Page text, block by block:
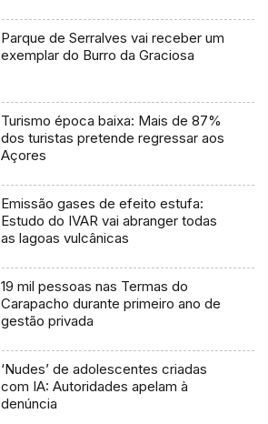
Parque de Serralves vai receber um
exemplar do Burro da Graciosa
Turismo época baixa: Mais de 87%
dos turistas pretende regressar aos
Açores
Emissão gases de efeito estufa:
Estudo do IVAR vai abranger todas
as lagoas vulcânicas
19 mil pessoas nas Termas do
Carapacho durante primeiro ano de
gestão privada
‘Nudes’ de adolescentes criadas
com IA: Autoridades apelam à
denúncia